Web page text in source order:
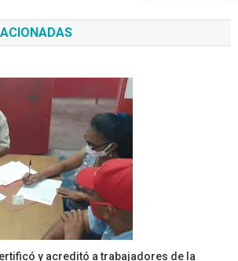
y acreditó a trabajadores de la